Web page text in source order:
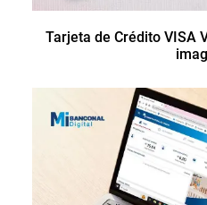
Tarjeta de Crédito VISA